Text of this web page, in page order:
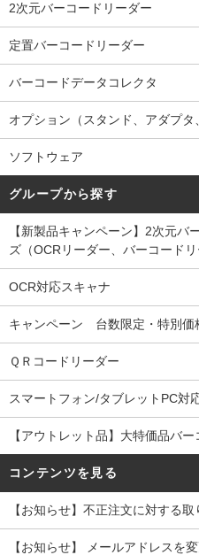
2次元バーコードリーダー
定置バーコードリーダー
バーコードデータコレクタ
オプション（スタンド、アダプタ
ソフトウェア
グループから探す
【新製品キャンペーン】2次元バ
ズ（OCRリーダー、バーコードリ
OCR対応スキャナ
キャンペーン 台数限定・特別価
ＱＲコードリーダー
スマートフォン/タブレットPC対
【アウトレット品】大特価品バ
コンテンツを見る
【お知らせ】不正注文に対する
【お知らせ】 メールアドレスを